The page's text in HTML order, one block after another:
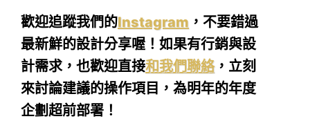
歡迎追蹤我們的Instagram ，不要錯過
最新鮮的設計分享喔！如果有行銷與設
計需求，也歡迎直接和我們聯絡，立刻
來討論建議的操作項目，為明年的年度
企劃超前部署！